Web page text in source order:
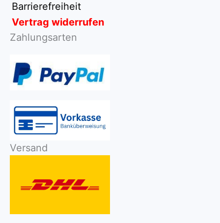
Barrierefreiheit
Vertrag widerrufen
Zahlungsarten
Versand